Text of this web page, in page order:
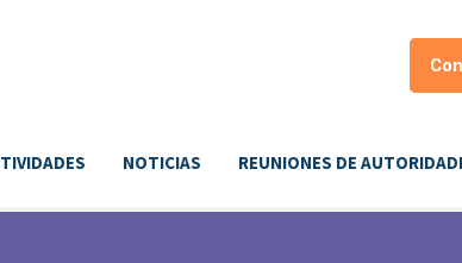
NOTICIAS REUNIONES DE